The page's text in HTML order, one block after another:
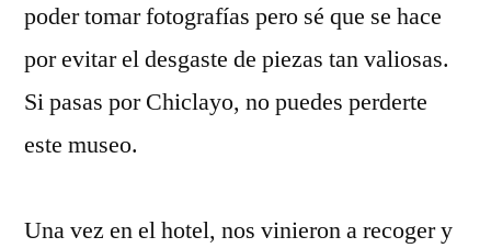
poder tomar fotografías pero sé que se hace
por evitar el desgaste de piezas tan valiosas.
Si pasas por Chiclayo, no puedes perderte
este museo.
Una vez en el hotel, nos vinieron a recoger y